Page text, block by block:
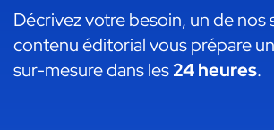
Décrivez votre besoin, un de nos
contenu éditorial vous prépare
sur-mesure dans les24 heures.